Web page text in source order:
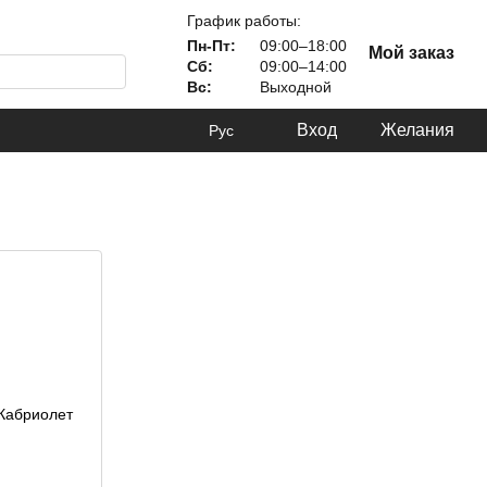
График работы:
Пн-Пт:
09:00–18:00
Сб:
09:00–14:00
Вс:
Выходной
Мой заказ
Рус Вход Желания